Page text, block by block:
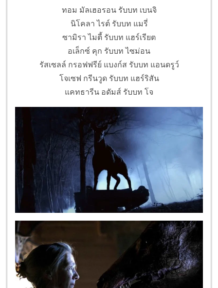
ทอม มัลเฮอรอน รับบท เบนจิ
นิโคลา ไรต์ รับบท แมรี่
ซามิรา ไมตี้ รับบท แฮร์เรียต
อเล็กซ์ คุก รับบท ไซม่อน
รัสเซลล์ กรอฟฟรีย์ แบงก์ส รับบท แอนดรูว์
โจเซฟ กรีนวูด รับบท แฮร์ริสัน
แคทธารีน อดัมส์ รับบท โจ